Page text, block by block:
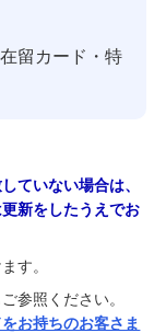
留カード・特
ていない場合は、
新をしたうえでお
す。
参照ください。
お持ちのお客さま